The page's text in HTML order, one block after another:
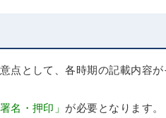
点として、各時期の記載内容
署名・押印」 が必要となります。